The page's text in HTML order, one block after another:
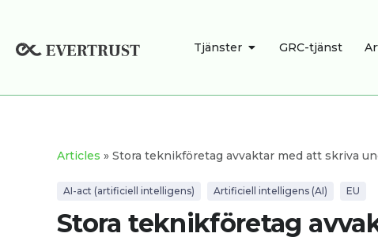
innehåll
Tjänster ÖPPNA TJÄNSTER
GRC-tjänst
Articles » Stora teknikföretag avvaktar med att skriva
AI-act (artificiell intelligens) Artificiell intelligens (AI) EU
Stora teknikföretag